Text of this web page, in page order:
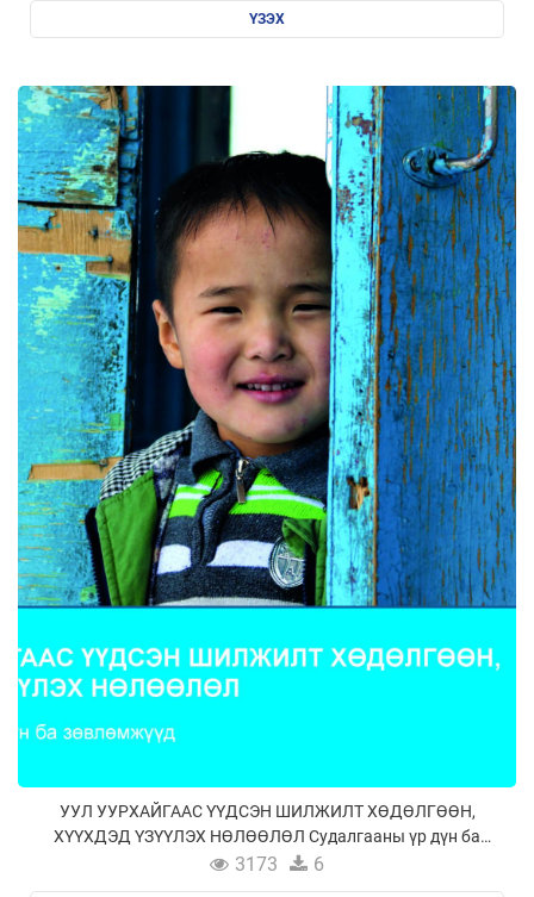
ҮЗЭХ
УУЛ УУРХАЙГААС ҮҮДСЭН ШИЛЖИЛТ ХӨДӨЛГӨӨН,
ХҮҮХДЭД ҮЗҮҮЛЭХ НӨЛӨӨЛӨЛ Судалгааны үр дүн ба
зөвлөмжүүд
3173 6